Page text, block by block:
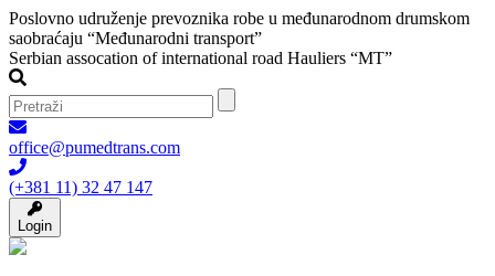
Poslovno udruženje prevoznika robe u međunarodnom drumskom
saobraćaju “Međunarodni transport”
Serbian assocation of international road Hauliers “MT”
office@pumedtrans.com
(+381 11) 32 47 147
Login